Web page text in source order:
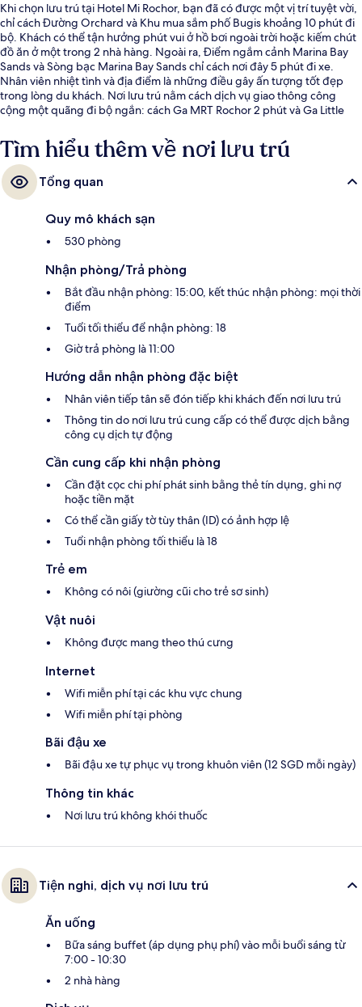
Khi chọn lưu trú tại Hotel Mi Rochor, bạn đã có được một vị trí tuyệt vời,
chỉ cách Đường Orchard và Khu mua sắm phố Bugis khoảng 10 phút đi
bộ. Khách có thể tận hưởng phút vui ở hồ bơi ngoài trời hoặc kiếm chút
đồ ăn ở một trong 2 nhà hàng. Ngoài ra, Điểm ngắm cảnh Marina Bay
Sands và Sòng bạc Marina Bay Sands chỉ cách nơi đây 5 phút đi xe.
Nhân viên nhiệt tình và địa điểm là những điều gây ấn tượng tốt đẹp
trong lòng du khách. Nơi lưu trú nằm cách dịch vụ giao thông công
cộng một quãng đi bộ ngắn: cách Ga MRT Rochor 2 phút và Ga Little
Tìm hiểu thêm về nơi lưu trú
Tổng quan
Quy mô khách sạn
530 phòng
Nhận phòng/Trả phòng
Bắt đầu nhận phòng: 15:00, kết thúc nhận phòng: mọi thời
điểm
Tuổi tối thiểu để nhận phòng: 18
Giờ trả phòng là 11:00
Hướng dẫn nhận phòng đặc biệt
Nhân viên tiếp tân sẽ đón tiếp khi khách đến nơi lưu trú
Thông tin do nơi lưu trú cung cấp có thể được dịch bằng
công cụ dịch tự động
Cần cung cấp khi nhận phòng
Cần đặt cọc chi phí phát sinh bằng thẻ tín dụng, ghi nợ
hoặc tiền mặt
Có thể cần giấy tờ tùy thân (ID) có ảnh hợp lệ
Tuổi nhận phòng tối thiểu là 18
Trẻ em
Không có nôi (giường cũi cho trẻ sơ sinh)
Vật nuôi
Không được mang theo thú cưng
Internet
Wifi miễn phí tại các khu vực chung
Wifi miễn phí tại phòng
Bãi đậu xe
Bãi đậu xe tự phục vụ trong khuôn viên (12 SGD mỗi ngày)
Thông tin khác
Nơi lưu trú không khói thuốc
Tiện nghi, dịch vụ nơi lưu trú
Ăn uống
Bữa sáng buffet (áp dụng phụ phí) vào mỗi buổi sáng từ
7:00 - 10:30
2 nhà hàng